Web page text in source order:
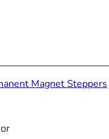
Magnet Steppers